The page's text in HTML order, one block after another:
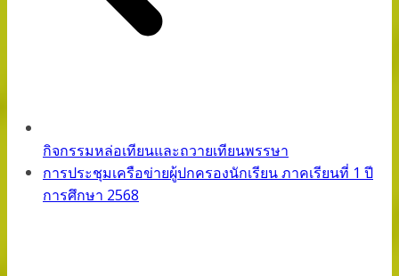
กิจกรรมหล่อเทียนและถวายเทียนพรรษา
การประชุมเครือข่ายผู้ปกครองนักเรียน ภาคเรียนที่ 1 ปี
การศึกษา 2568